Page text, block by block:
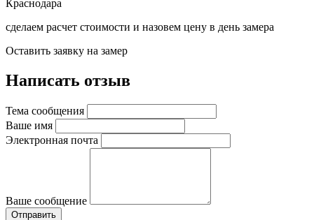
Краснодара
сделаем расчет стоимости и назовем цену в день замера
Оставить заявку на замер
Написать отзыв
Тема сообщения
Ваше имя
Электронная почта
Ваше сообщение